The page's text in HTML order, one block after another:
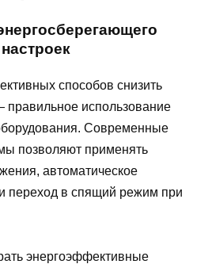
способов снизить
правильное использование
Современные
позволяют применять
автоматическое
переход в спящий режим при
энергоэффективные